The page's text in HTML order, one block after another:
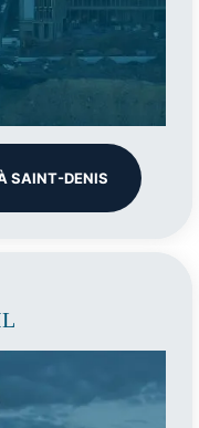
SAINT-DENIS